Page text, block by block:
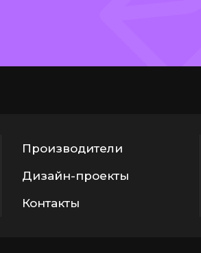
Производители
Дизайн-проекты
Контакты